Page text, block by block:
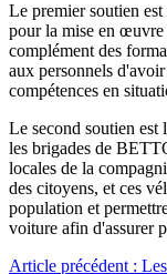
Le premier soutien
pour la mise en œuvre
complément des
aux personnels
compétences en
Le second soutien est
les brigades de
locales de la
des citoyens, et ces
population et
voiture afin d'assurer
Article précédent :